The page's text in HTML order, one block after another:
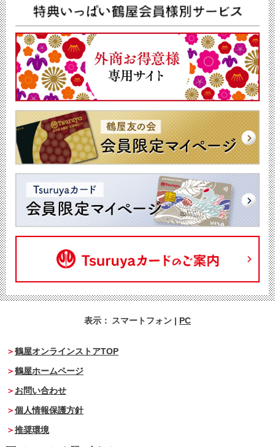
表示： スマートフォン | PC
鶴屋オンラインストアTOP
鶴屋ホームページ
お問い合わせ
個人情報保護方針
推奨環境